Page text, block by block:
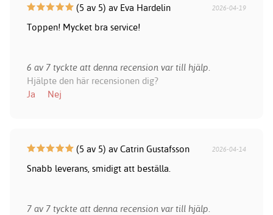
(5 av 5) av Eva Hardelin 2026-04-19
Toppen! Mycket bra service!
6 av 7 tyckte att denna recension var till hjälp.
Hjälpte den här recensionen dig?
Ja
Nej
(5 av 5) av Catrin Gustafsson 2026-04-14
Snabb leverans, smidigt att beställa.
7 av 7 tyckte att denna recension var till hjälp.